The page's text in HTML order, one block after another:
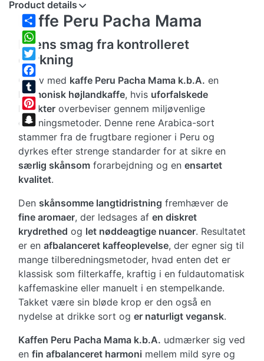
Share
WhatsApp
Twitter
Facebook
Tumblr
Pinterest
Snapchat
Product details
Kaffe Peru Pacha Mama
Intens smag fra kontrolleret
dyrkning
Oplev med kaffe Peru Pacha Mama k.b.A. en
harmonisk højlandkaffe, hvis uforfalskede
karakter overbeviser gennem miljøvenlige
dyrkningsmetoder. Denne rene Arabica-sort
stammer fra de frugtbare regioner i Peru og
dyrkes efter strenge standarder for at sikre en
særlig skånsom forarbejdning og en ensartet
kvalitet.
Den skånsomme langtidristning fremhæver de
fine aromaer, der ledsages af en diskret
krydrethed og let nøddeagtige nuancer. Resultatet
er en afbalanceret kaffeoplevelse, der egner sig til
mange tilberedningsmetoder, hvad enten det er
klassisk som filterkaffe, kraftig i en fuldautomatisk
kaffemaskine eller manuelt i en stempelkande.
Takket være sin bløde krop er den også en
nydelse at drikke sort og er naturligt vegansk.
Kaffen Peru Pacha Mama k.b.A. udmærker sig ved
en fin afbalanceret harmoni mellem mild syre og